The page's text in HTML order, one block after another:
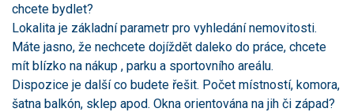
chcete bydlet?
Lokalita je základní parametr pro vyhledání nemovitosti.
Máte jasno, že nechcete dojíždět daleko do práce, chcete
mít blízko na nákup , parku a sportovního areálu.
Dispozice je další co budete řešit. Počet místností, komora,
šatna balkón, sklep apod. Okna orientována na jih či západ?